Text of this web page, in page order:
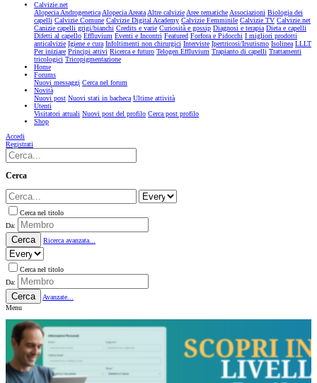
Calvizie.net
Alopecia AndrogeneticaAlopecia AreataAltre calvizieAree tematicheAssociazioni Biologia dei
capelli Calvizie Comune Calvizie Digital Academy Calvizie Femminile Calvizie TV Calvizie.net
Canizie capelli grigi/bianchi Credits e varie Curiosità e gossip Diagnosi e terapia Dieta e capelli
Difetti al capello Effluvium Eventi e Incontri Featured Forfora e Pidocchi I migliori prodotti
anticalvizie Igiene e cura Infoltimenti non chirurgici Interviste Ipertricosi/Irsutismo Isolinea LLLT
Per iniziare Principi attivi Ricerca e futuro Telogen Effluvium Trapianto di capelli Trattamenti
tricologici Tricopigmentazione
Home
Forums
Nuovi messaggi Cerca nel forum
Novità
Nuovi post Nuovi stati in bacheca Ultime attività
Utenti
Visitatori attuali Nuovi post del profilo Cerca post profilo
Shop
Accedi
Registrati
Cerca
Cerca nel titolo
Da:
Cerca Ricerca avanzata...
Cerca nel titolo
Da:
Cerca
Avanzate...
Menu